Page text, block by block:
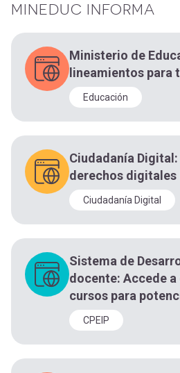
MINEDUC INFORMA
Ministerio de
lineamientos para
Educación
Ciudadanía
derechos digitales
Ciudadanía Digital
Sistema de
docente: Accede
cursos para
CPEIP